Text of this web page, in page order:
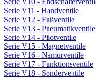
Serie V10 -
Serie V11 - Handventile
Serie V12 - Fußventile
Serie V13 - Pneumatikventile
Serie V14 - Pilotventile
Serie V15 - Magnetventile
Serie V16 - Namurventile
Serie V17 - Funktionsventile
Serie V18 - Sonderventile